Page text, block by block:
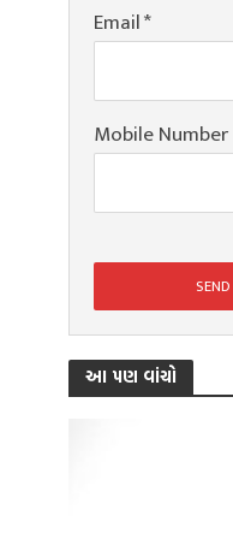
Email*
Mobile Number
આ પણ વાંચો